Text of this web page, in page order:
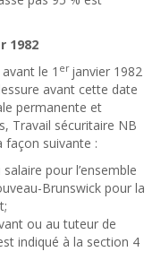
1982
le 1 er janvier 1982
avant cette date
permanente et
Travail sécuritaire NB
façon suivante :
pour l’ensemble
Brunswick pour la
ou au tuteur de
indiqué à la section 4